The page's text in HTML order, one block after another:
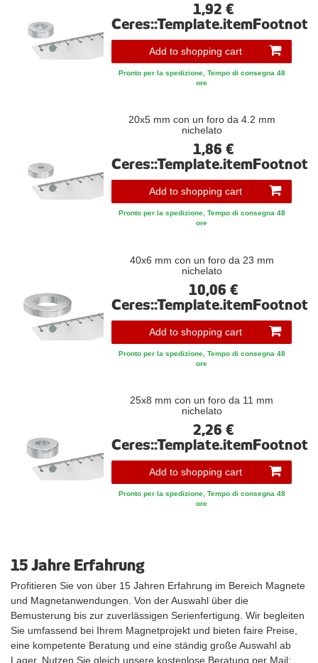
1,92 €
Ceres::Template.itemFootnote
Add to shopping cart
Pronto per la spedizione, Tempo di consegna 48
ore
20x5 mm con un foro da 4.2 mm
nichelato
1,86 €
Ceres::Template.itemFootnote
Add to shopping cart
Pronto per la spedizione, Tempo di consegna 48
ore
40x6 mm con un foro da 23 mm
nichelato
10,06 €
Ceres::Template.itemFootnote
Add to shopping cart
Pronto per la spedizione, Tempo di consegna 48
ore
25x8 mm con un foro da 11 mm
nichelato
2,26 €
Ceres::Template.itemFootnote
Add to shopping cart
Pronto per la spedizione, Tempo di consegna 48
ore
15 Jahre Erfahrung
Profitieren Sie von über 15 Jahren Erfahrung im Bereich Magnete
und Magnetanwendungen. Von der Auswahl über die
Bemusterung bis zur zuverlässigen Serienfertigung. Wir begleiten
Sie umfassend bei Ihrem Magnetprojekt und bieten faire Preise,
eine kompetente Beratung und eine ständig große Auswahl ab
Lager. Nutzen Sie gleich unsere kostenlose Beratung per Mail: